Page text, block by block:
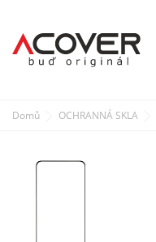
Domů OCHRANNÁ SKLA